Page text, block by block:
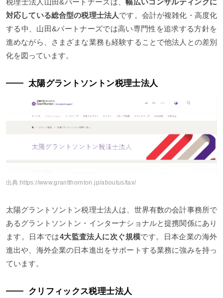
対応している総合型の税理士法人です。会計が複雑化・高度化
する中、山田&パートナーズでは高い専門性を追求する方針を
進めながら、さまざまな業務も経験することで他法人との差別
化を図っています。
太陽グラントソントン税理士法人
出典:https://www.grantthornton.jp/aboutus/tax/
太陽グラントソントン税理士法人は、世界有数の会計事務所で
あるグラントソントン・インターナショナルと提携関係にあり
ます。日本では4大監査法人に次ぐ規模です。日本企業の海外
進出や、海外企業の日本進出をサポートする業務に強みを持っ
ています。
クリフィックス税理士法人